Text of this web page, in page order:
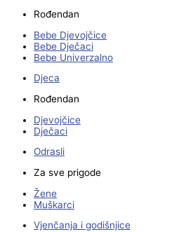
Rođendan
Bebe Djevojčice
Bebe Dječaci
Bebe Univerzalno
Djeca
Rođendan
Djevojčice
Dječaci
Odrasli
Za sve prigode
Žene
Muškarci
Vjenčanja i godišnjice